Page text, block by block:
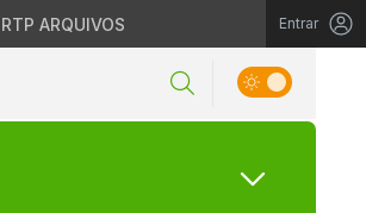
RTP ARQUIVOS Entrar